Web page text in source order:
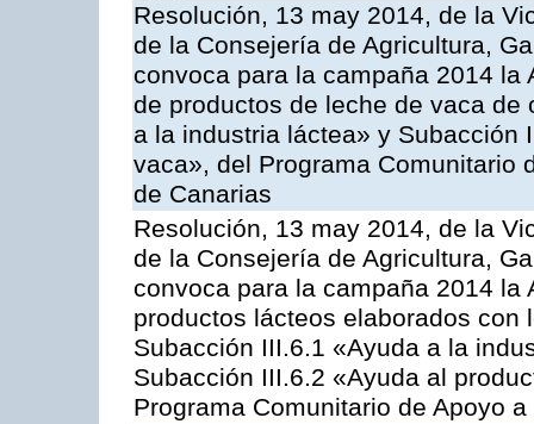
Resolución, 13 may 2014, de la
de la Consejería de Agricultura,
convoca para la campaña 2014
de productos de leche de vaca
a la industria láctea» y Subacción
vaca», del Programa Comunitario
de Canarias
Resolución, 13 may 2014, de la
de la Consejería de Agricultura,
convoca para la campaña 2014
productos lácteos elaborados
Subacción III.6.1 «Ayuda a la
Subacción III.6.2 «Ayuda al
Programa Comunitario de Apoyo